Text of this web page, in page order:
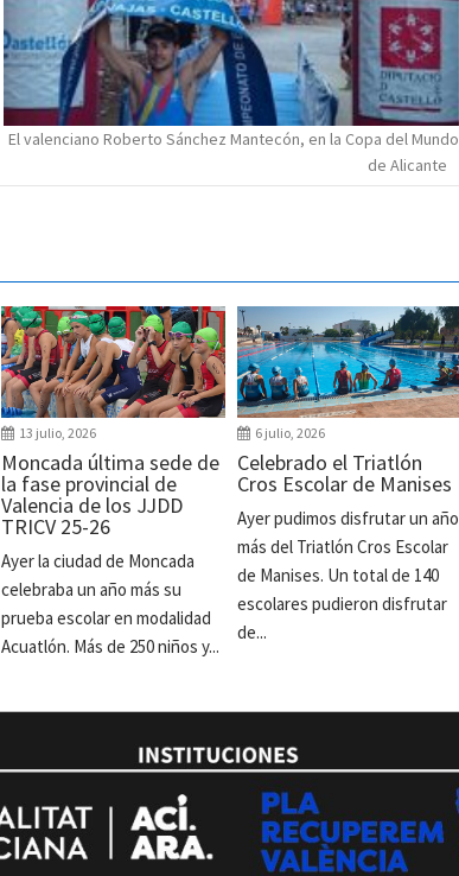
El valenciano Roberto Sánchez Mantecón, en la Copa del Mundo
de Alicante
13 julio, 2026
Moncada última sede de
la fase provincial de
Valencia de los JJDD
TRICV 25-26
Ayer la ciudad de Moncada
celebraba un año más su
prueba escolar en modalidad
Acuatlón. Más de 250 niños y...
6 julio, 2026
Celebrado el Triatlón
Cros Escolar de Manises
Ayer pudimos disfrutar un año
más del Triatlón Cros Escolar
de Manises. Un total de 140
escolares pudieron disfrutar
de...